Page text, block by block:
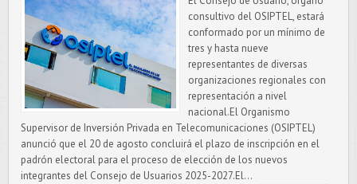
consultivo del OSIPTEL, estará
conformado por un mínimo de
tres y hasta nueve
representantes de diversas
organizaciones regionales con
representación a nivel
nacional.El Organismo
Supervisor de Inversión Privada en Telecomunicaciones (OSIPTEL)
anunció que el 20 de agosto concluirá el plazo de inscripción en el
padrón electoral para el proceso de elección de los nuevos
integrantes del Consejo de Usuarios 2025-2027.El...